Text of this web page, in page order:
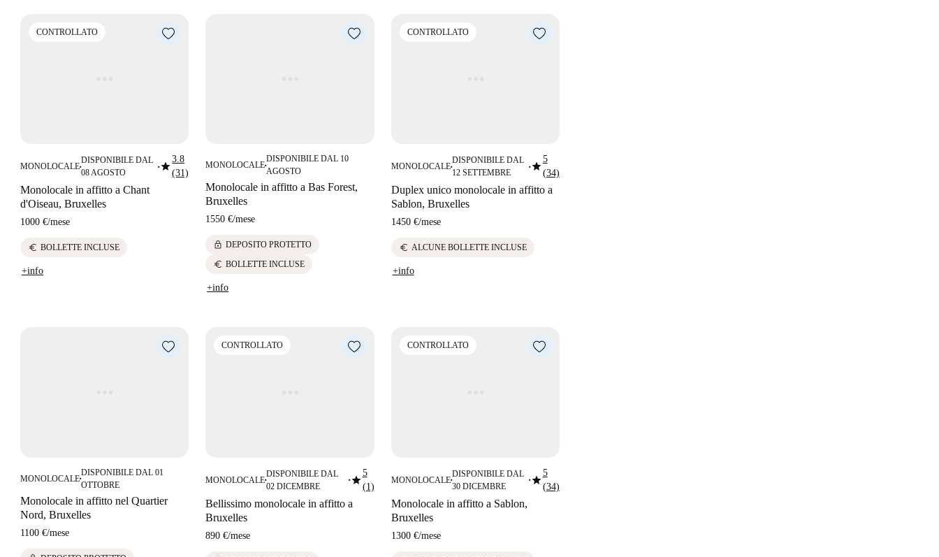
CONTROLLATO
MONOLOCALE■
DISPONIBILE DAL
08 AGOSTO
■star3.8
(31)
Monolocale in affitto a Chant
d'Oiseau, Bruxelles
1000 €/mese
euro BOLLETTE INCLUSE
+info
MONOLOCALE■
DISPONIBILE DAL 10
AGOSTO
Monolocale in affitto a Bas Forest,
Bruxelles
1550 €/mese
lock DEPOSITO PROTETTO
euro BOLLETTE INCLUSE
+info
CONTROLLATO
MONOLOCALE■
DISPONIBILE DAL
12 SETTEMBRE
■star5
(34)
Duplex unico monolocale in affitto a
Sablon, Bruxelles
1450 €/mese
euro ALCUNE BOLLETTE INCLUSE
+info
MONOLOCALE■
DISPONIBILE DAL 01
OTTOBRE
Monolocale in affitto nel Quartier
Nord, Bruxelles
1100 €/mese
CONTROLLATO
MONOLOCALE■
DISPONIBILE DAL
02 DICEMBRE
■star5
(1)
Bellissimo monolocale in affitto a
Bruxelles
890 €/mese
CONTROLLATO
MONOLOCALE■
DISPONIBILE DAL
30 DICEMBRE
■star5
(34)
Monolocale in affitto a Sablon,
Bruxelles
1300 €/mese